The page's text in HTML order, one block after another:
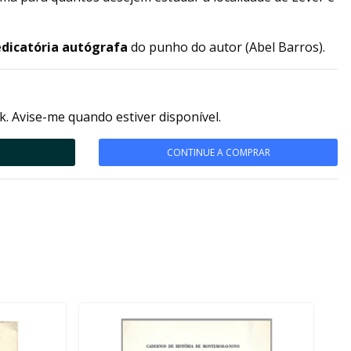
autógrafa do punho do autor (Abel Barros).
Avise-me quando estiver disponível.
CONTINUE A COMPRAR